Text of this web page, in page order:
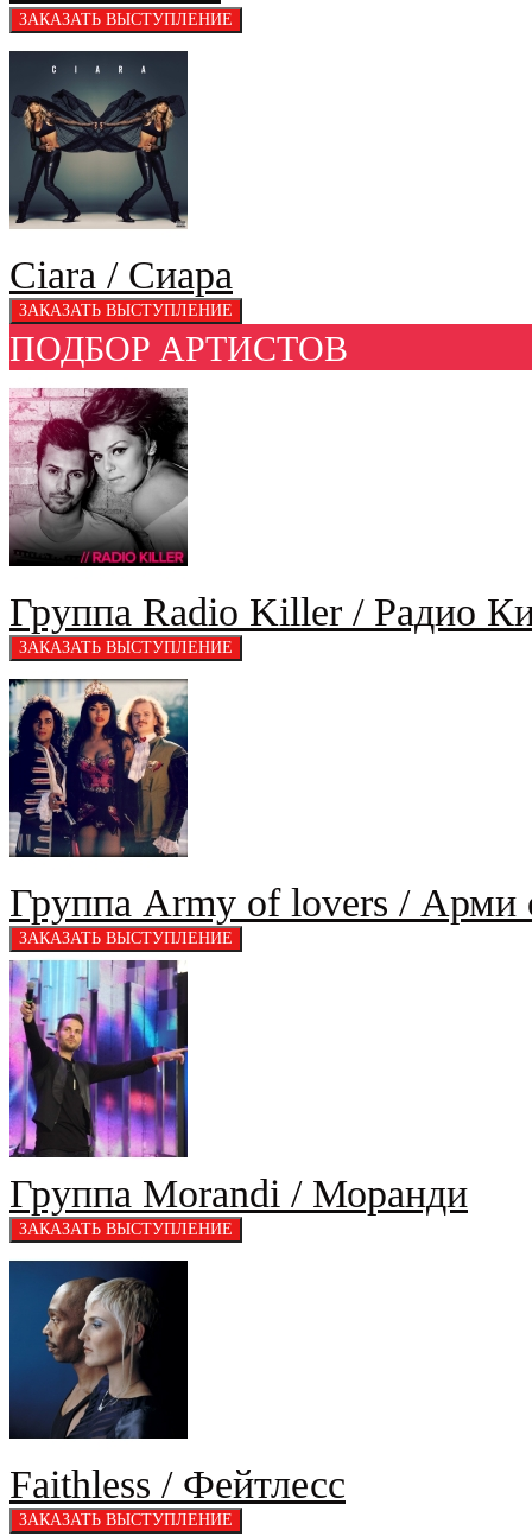
Ciara / Сиара
ПОДБОР АРТИСТОВ
Группа Radio Killer / Радио
Группа Army of lovers / Арми
Группа Morandi / Моранди
Faithless / Фейтлесс